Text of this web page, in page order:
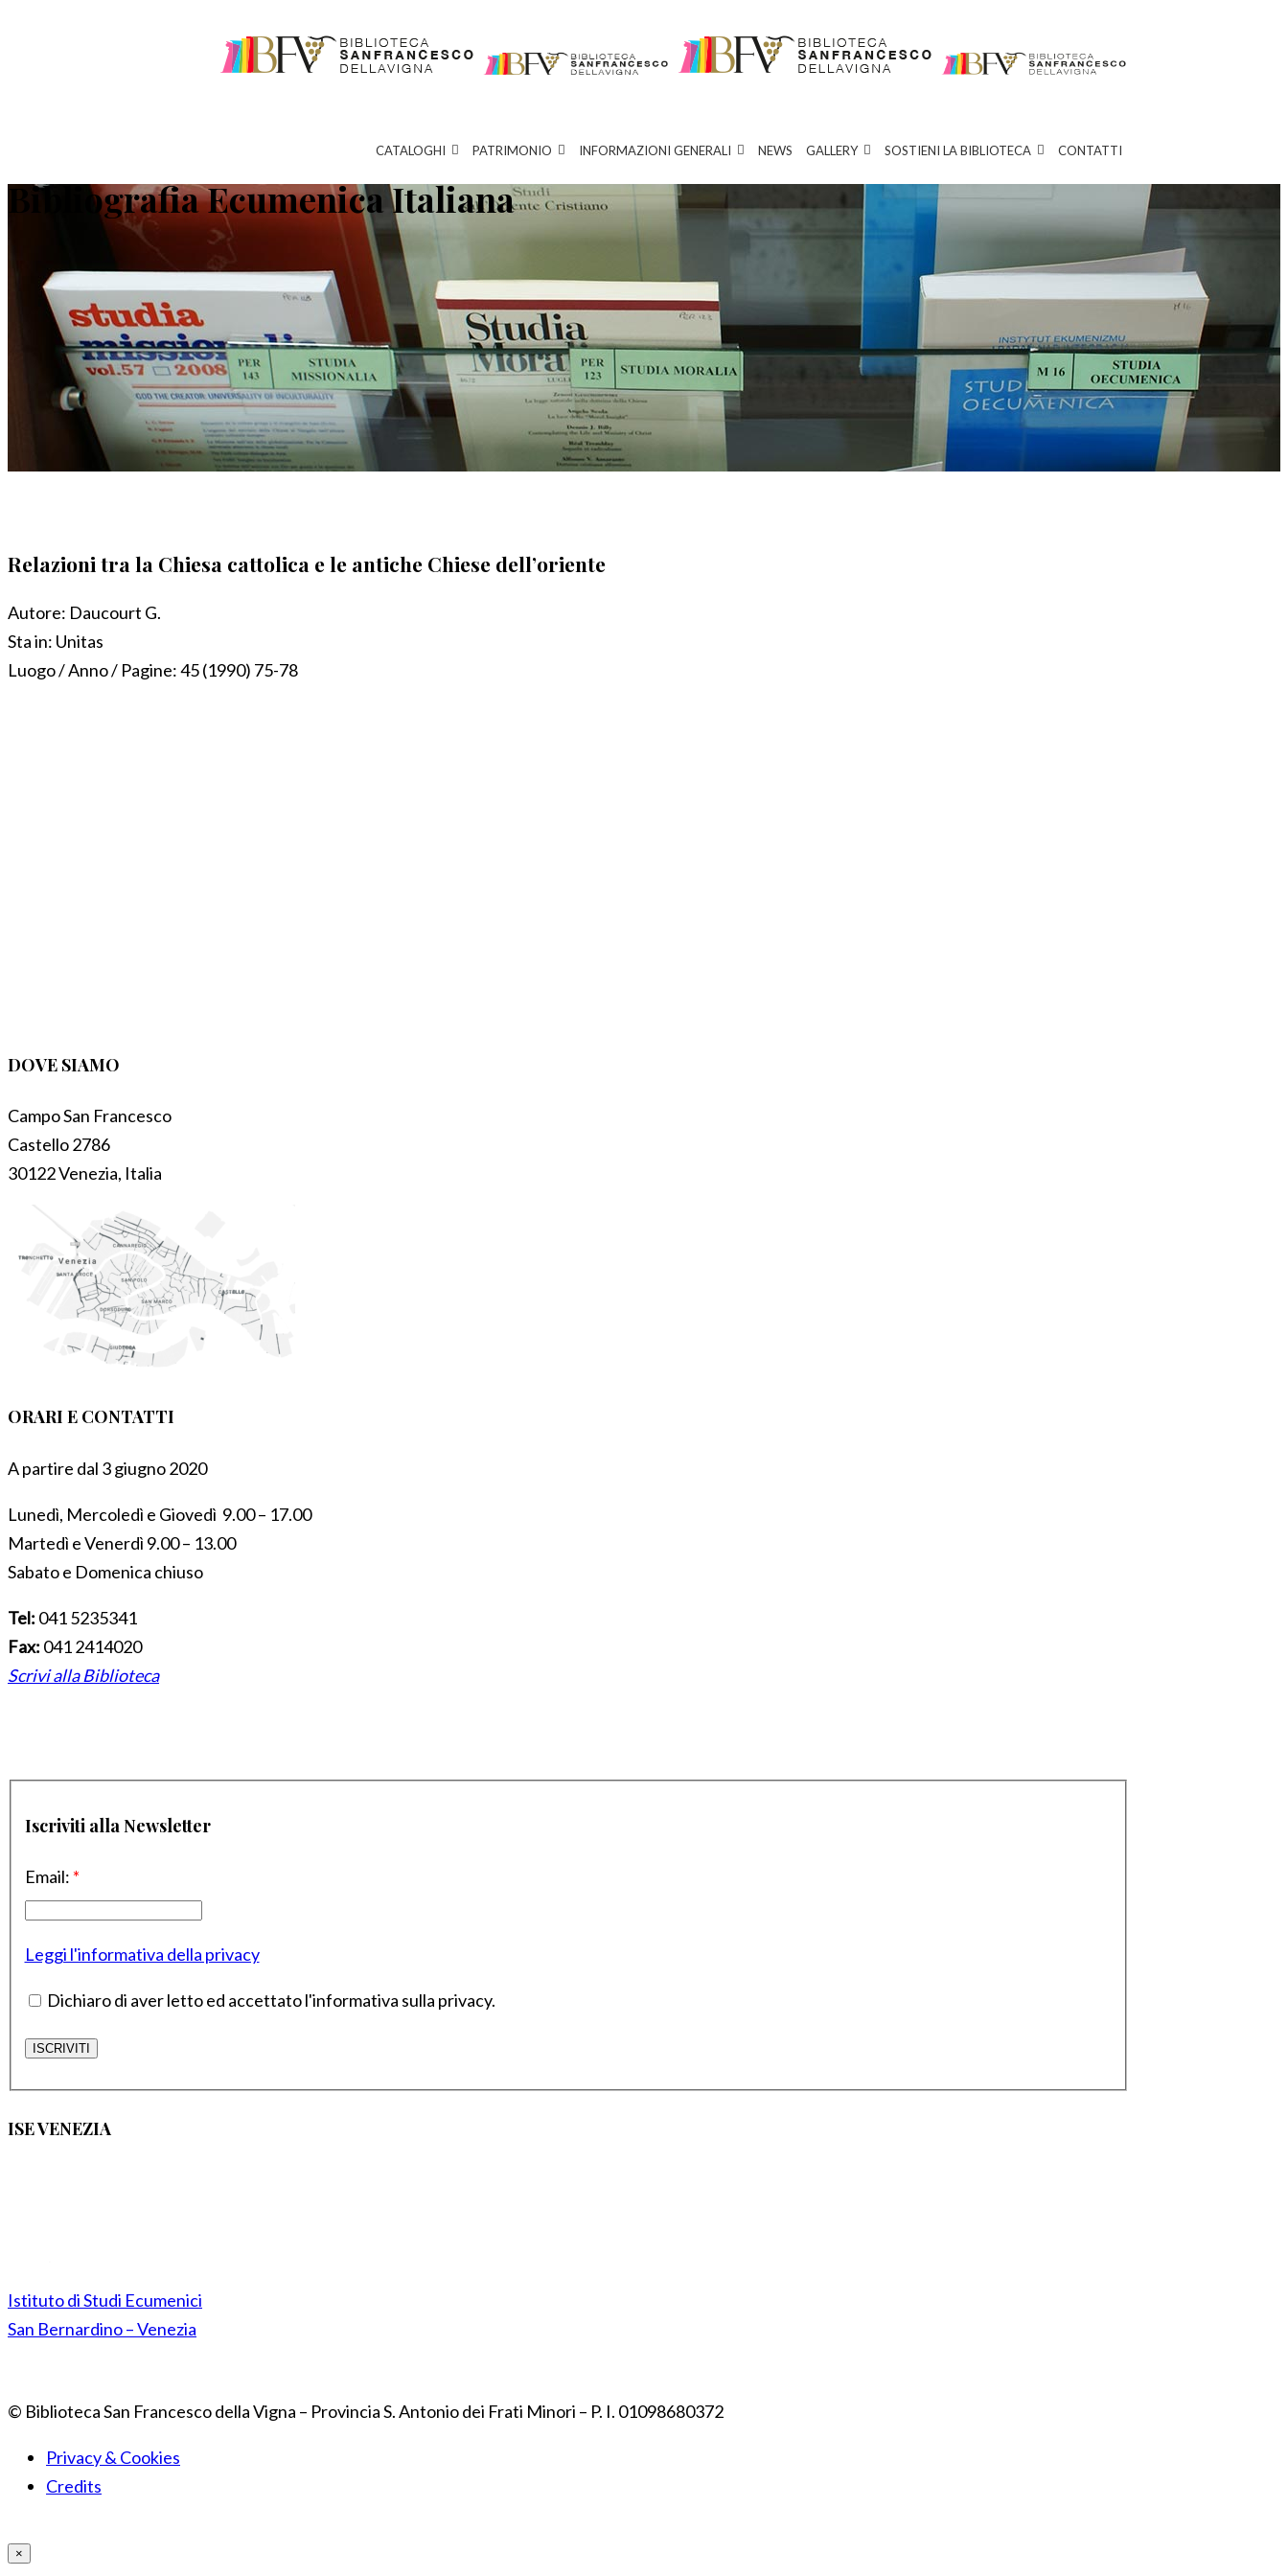
CATALOGHI PATRIMONIO INFORMAZIONI GENERALI NEWS GALLERY SOSTIENI LA BIBLIOTECA CONTATTI
Bibliografia Ecumenica Italiana
Relazioni tra la Chiesa cattolica e le antiche Chiese dell’oriente
Autore: Daucourt G.
Sta in: Unitas
Luogo / Anno / Pagine:45 (1990) 75-78
DOVE SIAMO
Campo San Francesco
Castello 2786
30122 Venezia, Italia
ORARI E CONTATTI
A partire dal 3 giugno 2020
Lunedì, Mercoledì e Giovedì 9.00 – 17.00
Martedì e Venerdì 9.00 – 13.00
Sabato e Domenica chiuso
Tel: 041 5235341
Fax: 041 2414020
Scrivi alla Biblioteca
Iscriviti alla Newsletter
Email: *
Leggi l'informativa della privacy
Dichiaro di aver letto ed accettato l'informativa sulla privacy.
ISE VENEZIA
Istituto di Studi Ecumenici
San Bernardino – Venezia
© Biblioteca San Francesco della Vigna – Provincia S. Antonio dei Frati Minori – P. I. 01098680372
Privacy & Cookies
Credits
×